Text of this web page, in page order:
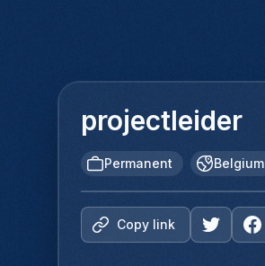
projectleider
Permanent Belgium
Copy link